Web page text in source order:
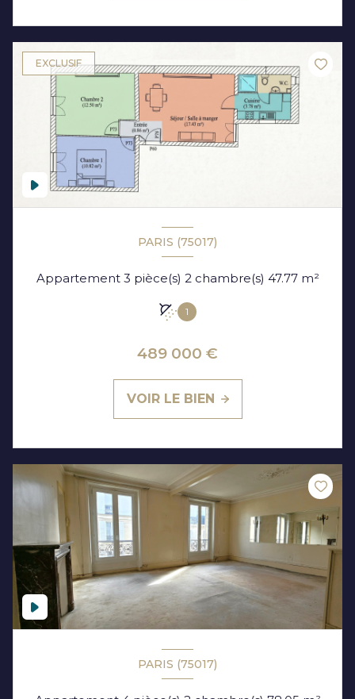
EXCLUSIF
PARIS (75017)
Appartement 3 pièce(s) 2 chambre(s) 47.77 m²
1
489 000 €
VOIR LE BIEN
PARIS (75017)